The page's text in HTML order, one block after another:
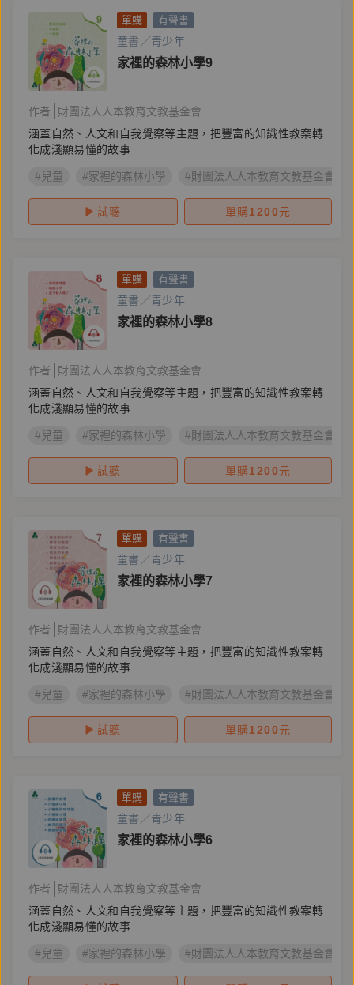
單購 有聲書
童書／青少年
家裡的森林小學9
作者
財團法人人本教育文教基金會
涵蓋自然、人文和自我覺察等主題，把豐富的知識性教案轉
化成淺顯易懂的故事
#兒童 #家裡的森林小學 #財團法人人本教育文教基金會
試聽 單購1200元
單購 有聲書
童書／青少年
家裡的森林小學8
作者
財團法人人本教育文教基金會
涵蓋自然、人文和自我覺察等主題，把豐富的知識性教案轉
化成淺顯易懂的故事
#兒童 #家裡的森林小學 #財團法人人本教育文教基金會
試聽 單購1200元
單購 有聲書
童書／青少年
家裡的森林小學7
作者
財團法人人本教育文教基金會
涵蓋自然、人文和自我覺察等主題，把豐富的知識性教案轉
化成淺顯易懂的故事
#兒童 #家裡的森林小學 #財團法人人本教育文教基金會
試聽 單購1200元
單購 有聲書
童書／青少年
家裡的森林小學6
作者
財團法人人本教育文教基金會
涵蓋自然、人文和自我覺察等主題，把豐富的知識性教案轉
化成淺顯易懂的故事
#兒童 #家裡的森林小學 #財團法人人本教育文教基金會